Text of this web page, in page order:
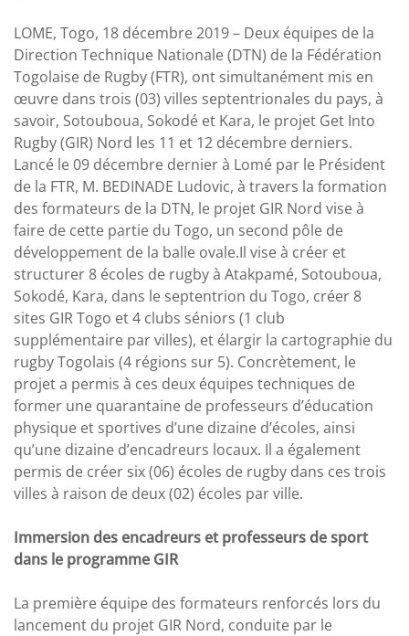
LOME, Togo, 18 décembre 2019 – Deux équipes de la
Direction Technique Nationale (DTN) de la Fédération
Togolaise de Rugby (FTR), ont simultanément mis en
œuvre dans trois (03) villes septentrionales du pays, à
savoir, Sotouboua, Sokodé et Kara, le projet Get Into
Rugby (GIR) Nord les 11 et 12 décembre derniers.
Lancé le 09 décembre dernier à Lomé par le Président
de la FTR, M. BEDINADE Ludovic, à travers la formation
des formateurs de la DTN, le projet GIR Nord vise à
faire de cette partie du Togo, un second pôle de
développement de la balle ovale.Il vise à créer et
structurer 8 écoles de rugby à Atakpamé, Sotouboua,
Sokodé, Kara, dans le septentrion du Togo, créer 8
sites GIR Togo et 4 clubs séniors (1 club
supplémentaire par villes), et élargir la cartographie du
rugby Togolais (4 régions sur 5). Concrètement, le
projet a permis à ces deux équipes techniques de
former une quarantaine de professeurs d’éducation
physique et sportives d’une dizaine d’écoles, ainsi
qu’une dizaine d’encadreurs locaux. Il a également
permis de créer six (06) écoles de rugby dans ces trois
villes à raison de deux (02) écoles par ville.
Immersion des encadreurs et professeurs de sport
dans le programme GIR
La première équipe des formateurs renforcés lors du
lancement du projet GIR Nord, conduite par le